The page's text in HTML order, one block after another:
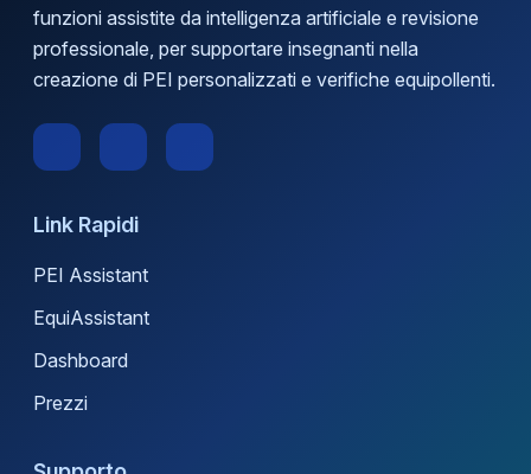
funzioni assistite da intelligenza artificiale e revisione
professionale, per supportare insegnanti nella
creazione di PEI personalizzati e verifiche equipollenti.
Link Rapidi
PEI Assistant
EquiAssistant
Dashboard
Prezzi